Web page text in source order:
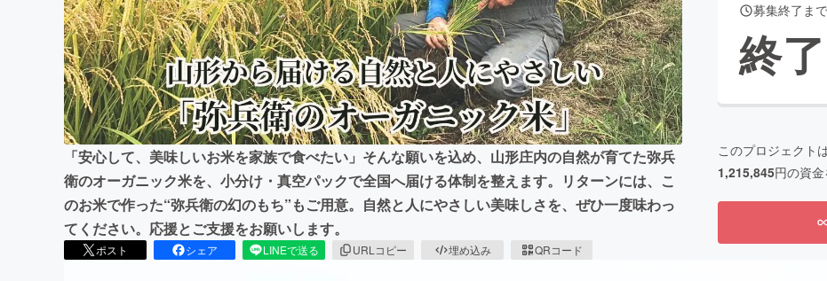
CAMPFIRE for Social GoodCAMPFIRE Creation
CAMPFIREふるさと納税machi-yaコミュニティ
「安心して、美味しいお米を家族で食べたい」そんな願いを込め、山形庄内の自然が育てた弥兵
衛のオーガニック米を、小分け・真空パックで全国へ届ける体制を整えます。リターンには、こ
のお米で作った“弥兵衛の幻のもち”もご用意。自然と人にやさしい美味しさを、ぜひ一度味わっ
てください。応援とご支援をお願いします。
ポスト シェア LINEで送る URLコピー 埋め込み QRコード
募集終了ま
終了
このプロジェクトは
1,215,845円の資金